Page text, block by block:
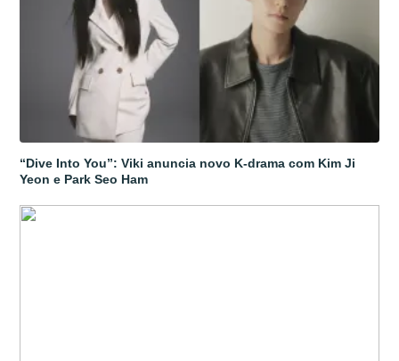
“Dive Into You”: Viki anuncia novo K-drama com Kim Ji
Yeon e Park Seo Ham